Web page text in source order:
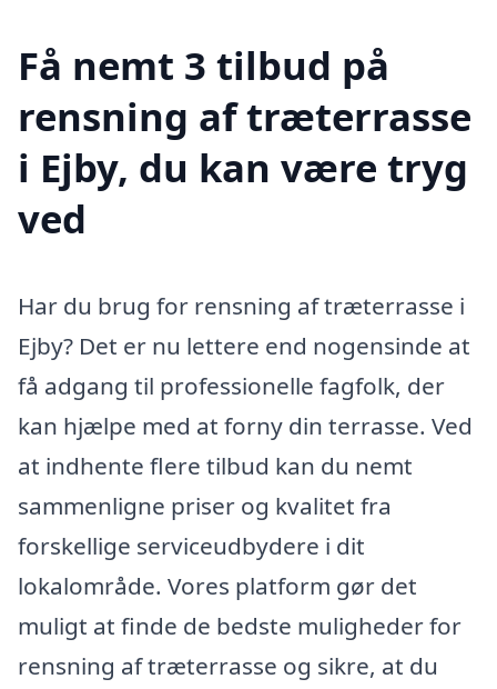
Få nemt 3 tilbud på
rensning af træterrasse
i Ejby, du kan være tryg
ved
Har du brug for rensning af træterrasse i
Ejby? Det er nu lettere end nogensinde at
få adgang til professionelle fagfolk, der
kan hjælpe med at forny din terrasse. Ved
at indhente flere tilbud kan du nemt
sammenligne priser og kvalitet fra
forskellige serviceudbydere i dit
lokalområde. Vores platform gør det
muligt at finde de bedste muligheder for
rensning af træterrasse og sikre, at du